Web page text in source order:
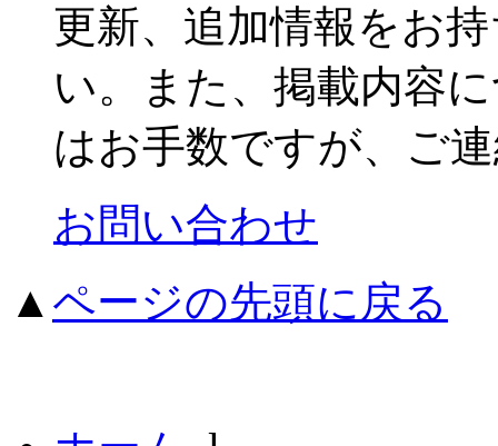
更新、追加情報をお
い。また、掲載内容
はお手数ですが、ご
お問い合わせ
▲ ページの先頭に戻る